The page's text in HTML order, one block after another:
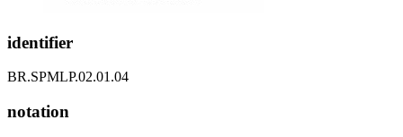
identifier
BR.SPMLP.02.01.04
notation